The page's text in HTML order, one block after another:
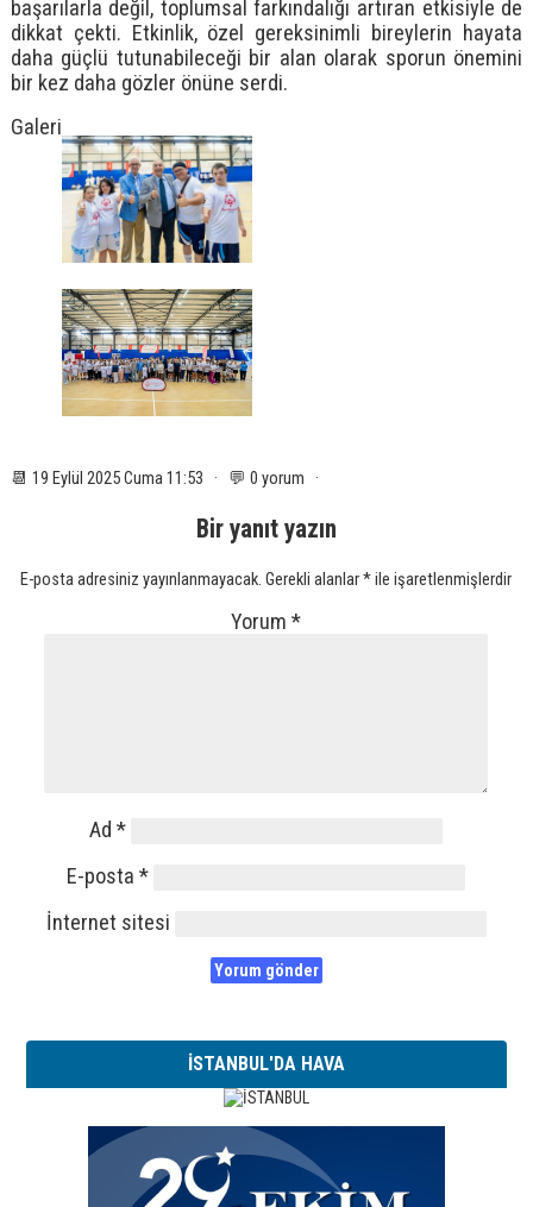
başarılarla değil, toplumsal farkındalığı artıran etkisiyle de
dikkat çekti. Etkinlik, özel gereksinimli bireylerin hayata
daha güçlü tutunabileceği bir alan olarak sporun önemini
bir kez daha gözler önüne serdi.
Galeri
📆 19 Eylül 2025 Cuma 11:53 · 💬 0 yorum ·
Bir yanıt yazın
E-posta adresiniz yayınlanmayacak. Gerekli alanlar*ile işaretlenmişlerdir
Yorum*
Ad*
E-posta*
İnternet sitesi
İSTANBUL'DA HAVA